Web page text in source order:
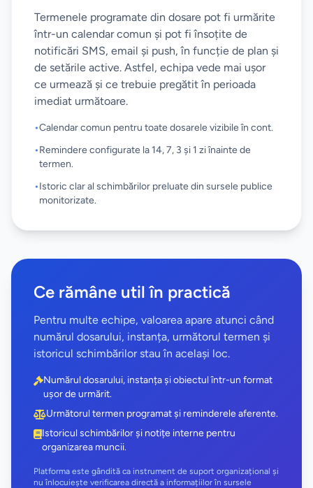
Termenele programate din dosare pot fi urmărite
într-un calendar comun și pot fi însoțite de
notificări SMS, email și push, în funcție de plan și
de setările active. Astfel, echipa vede mai ușor
ce urmează și ce trebuie pregătit în perioada
imediat următoare.
•Calendar comun pentru toate dosarele vizibile în cont.
•Remindere configurate la 14, 7, 3 și 1 zi înainte de
termen.
•Istoric clar al schimbărilor preluate din sursele publice
monitorizate.
Ce rămâne util în practică
Pentru multe echipe, valoarea apare atunci când
numărul dosarului, instanța, următorul termen și
istoricul schimbărilor stau în același loc.
Numărul dosarului, instanța și obiectul într-un format
ușor de urmărit.
Următorul termen programat și reminderele aferente.
Istoricul schimbărilor și notițe interne pentru
organizarea muncii.
Platforma este gândită ca instrument de suport organizațional și
nu înlocuiește verificarea directă a informațiilor în sursele